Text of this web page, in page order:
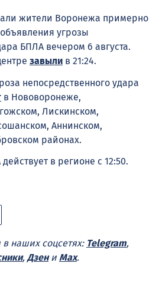
жители Воронежа примерно
угрозы
БПЛА вечером 6 августа.
завыли в 21:24.
непосредственного удара
в Нововоронеже,
Лискинском,
Аннинском,
районах.
в регионе с 12:50.
в наших соцсетях: Telegram,
, Дзени Max.